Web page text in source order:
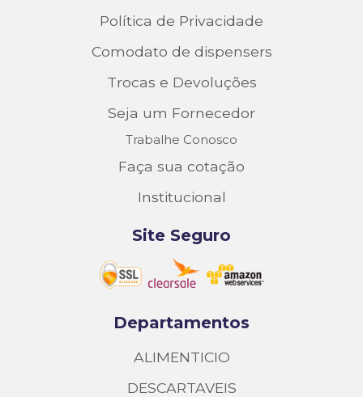
Política de Privacidade
Comodato de dispensers
Trocas e Devoluções
Seja um Fornecedor
Trabalhe Conosco
Faça sua cotação
Institucional
Site Seguro
Departamentos
ALIMENTICIO
DESCARTAVEIS